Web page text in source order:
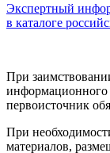
Экспертный
в каталоге
При
информационного
первоисточник
При
материалов,